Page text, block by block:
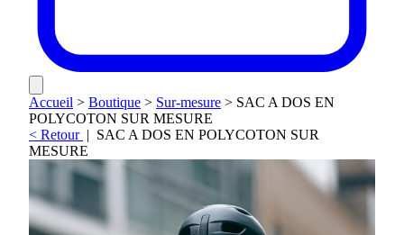
Accueil > Boutique > Sur-mesure > SAC A DOS EN
POLYCOTON SUR MESURE
< Retour | SAC A DOS EN POLYCOTON SUR
MESURE